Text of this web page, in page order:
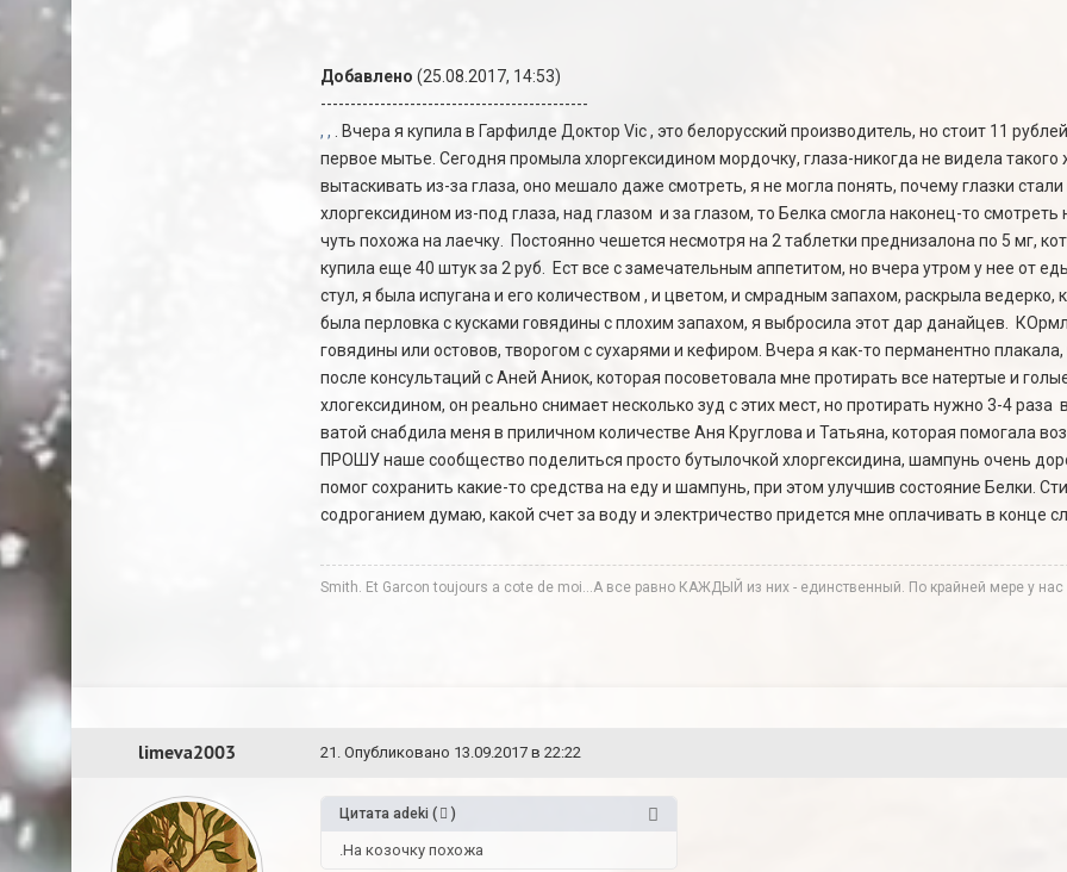
Добавлено (25.08.2017, 14:53)
---------------------------------------------
, ,
. Вчера я купила в Гарфилде Доктор Vic , это белорусский производитель, но стоит 11
первое мытье. Сегодня промыла хлоргексидином мордочку, глаза-никогда не видела
вытаскивать из-за глаза, оно мешало даже смотреть, я не могла понять, почему глазки
хлоргексидином из-под глаза, над глазом и за глазом, то Белка смогла наконец-то
чуть похожа на лаечку. Постоянно чешется несмотря на 2 таблетки преднизалона по 5 мг,
купила еще 40 штук за 2 руб. Ест все с замечательным аппетитом, но вчера утром у нее от
стул, я была испугана и его количеством , и цветом, и смрадным запахом, раскрыла ведерко,
была перловка с кусками говядины с плохим запахом, я выбросила этот дар данайцев.
говядины или остовов, творогом с сухарями и кефиром. Вчера я как-то перманентно
после консультаций с Аней Аниок, которая посоветовала мне протирать все натертые и
хлогексидином, он реально снимает несколько зуд с этих мест, но протирать нужно 3-4
ватой снабдила меня в приличном количестве Аня Круглова и Татьяна, которая помогала
ПРОШУ наше сообщество поделиться просто бутылочкой хлоргексидина, шампунь очень
помог сохранить какие-то средства на еду и шампунь, при этом улучшив состояние Белки.
содроганием думаю, какой счет за воду и электричество придется мне оплачивать в конце
Smith. Et Garcon toujours a cote de moi...А все равно КАЖДЫЙ из них - единственный. По крайней мере у нас
limeva2003 21 . Опубликовано 13.09.2017 в 22:22
Цитата adeki ( )
.На козочку похожа